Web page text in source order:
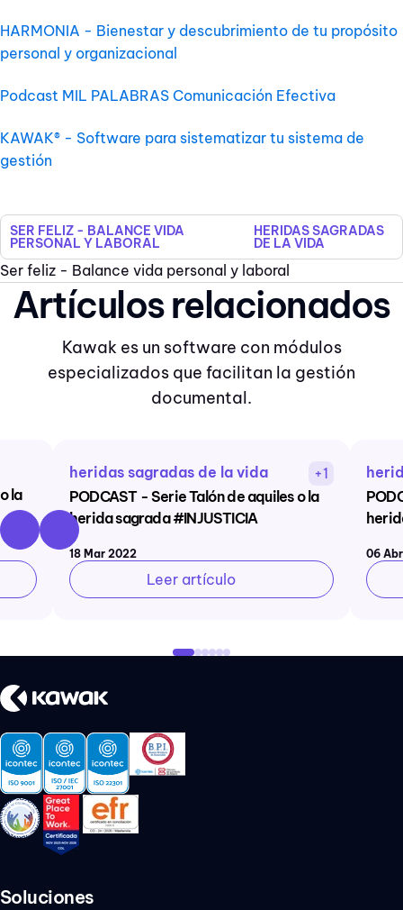
HARMONIA - Bienestar y descubrimiento de tu propósito
personal y organizacional
Podcast MIL PALABRAS Comunicación Efectiva
KAWAK® - Software para sistematizar tu sistema de
gestión
SER FELIZ - BALANCE VIDA
PERSONAL Y LABORAL
HERIDAS SAGRADAS
DE LA VIDA
Ser feliz - Balance vida personal y laboral
Artículos relacionados
Kawak es un software con módulos
especializados que facilitan la gestión
documental.
la
heridas sagradas de la vida
+1
PODCAST - Serie Talón de aquiles o la
herida sagrada #INJUSTICIA
18 Mar 2022
Leer artículo
06
Soluciones